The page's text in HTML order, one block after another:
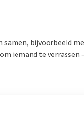
bijvoorbeeld
iemand te verrassen